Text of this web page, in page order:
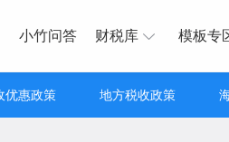
小竹问答 财税库 模板专
优惠政策 地方税收政策